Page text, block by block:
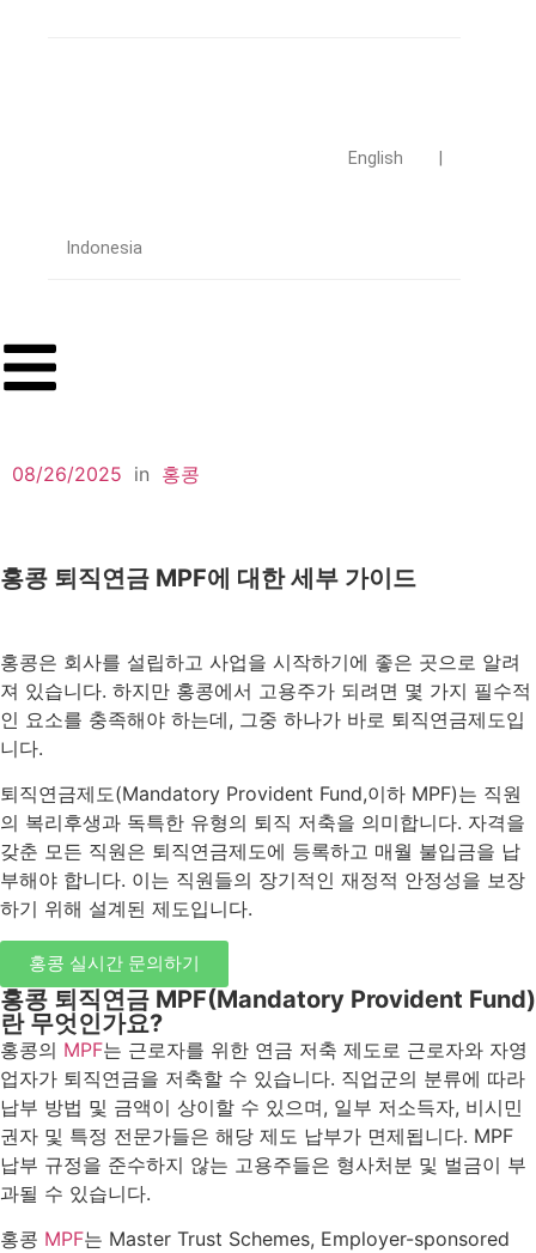
Indonesia
English
08/26/2025 in 홍콩
홍콩 퇴직연금 MPF에 대한 세부 가이드
홍콩은 회사를 설립하고 사업을 시작하기에 좋은 곳으로 알려
져 있습니다. 하지만 홍콩에서 고용주가 되려면 몇 가지 필수적
인 요소를 충족해야 하는데, 그중 하나가 바로 퇴직연금제도입
니다.
퇴직연금제도(Mandatory Provident Fund,이하 MPF)는 직원
의 복리후생과 독특한 유형의 퇴직 저축을 의미합니다. 자격을
갖춘 모든 직원은 퇴직연금제도에 등록하고 매월 불입금을 납
부해야 합니다. 이는 직원들의 장기적인 재정적 안정성을 보장
하기 위해 설계된 제도입니다.
홍콩 실시간 문의하기
홍콩 퇴직연금 MPF(Mandatory Provident Fund)
란 무엇인가요?
홍콩의 MPF는 근로자를 위한 연금 저축 제도로 근로자와 자영
업자가 퇴직연금을 저축할 수 있습니다. 직업군의 분류에 따라
납부 방법 및 금액이 상이할 수 있으며, 일부 저소득자, 비시민
권자 및 특정 전문가들은 해당 제도 납부가 면제됩니다. MPF
납부 규정을 준수하지 않는 고용주들은 형사처분 및 벌금이 부
과될 수 있습니다.
홍콩 MPF는 Master Trust Schemes, Employer-sponsored